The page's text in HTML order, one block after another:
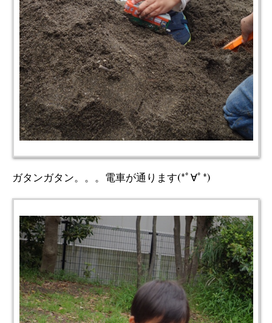
ガタンガタン。。。電車が通ります(*ﾟ∀ﾟ*)